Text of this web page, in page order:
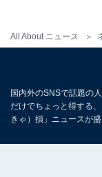
All About ニュース
国内外のSNSで話題の
だけでちょっと得する
きゃ）損」ニュースが盛